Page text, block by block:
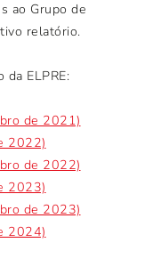
ao Grupo de
relatório.
da ELPRE:
de 2021)
2022)
de 2022)
2023)
de 2023)
2024)